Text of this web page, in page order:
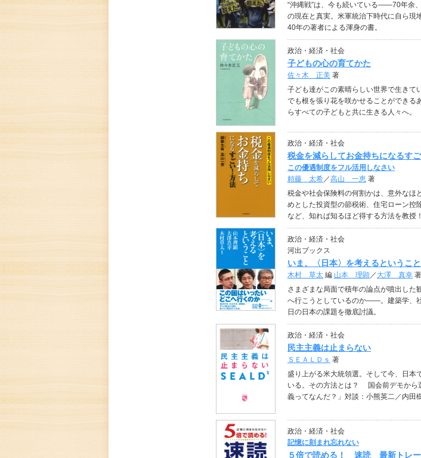
“沖縄戦”は、今も続いている――70年余
の現在と真実。米軍統治下時代に自ら現
40年の著者による渾身の書。
政治・経済・社会
子どもの心の育てかた
佐々木 正美 著
子ども達がこの素晴らしい世界で生きて
でも根を張り花を咲かせることができる
らすべての子どもと共に生きる人々へ。
政治・経済・社会
税金を減らしてお金持ちになるす
この優遇制度をフル活用しなさい
頼藤 太希／高山 一恵 著
税金や社会保険料の何割かは、意外な
めとした投資型の節税術、住宅ローン
など、知れば知るほど得する方法を教授！
政治・経済・社会
河出ブックス
いま、〈日本〉を考えるということ
木村 草太 編 山本 理顕／ 大澤 真幸 著
さまざまな局面で積年の論点が噴出した
へ行こうとしているのか――。建築学、
日の日本の課題を徹底討議。
政治・経済・社会
民主主義は止まらない
ＳＥＡＬＤｓ 著
盛り上がる米大統領選。そして今、日本
いる。その方法とは？ 国会前デモから
義ってなんだ？」対談：小熊英二／内田
政治・経済・社会
記憶に刻まれ忘れない
５倍で読める！ 速読 最新トレ